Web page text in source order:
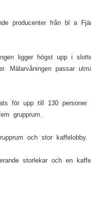
producenter från bl a
ligger högst upp i
passar
för upp till 130
grupprum.
och stor kaffelobby.
storlekar och en